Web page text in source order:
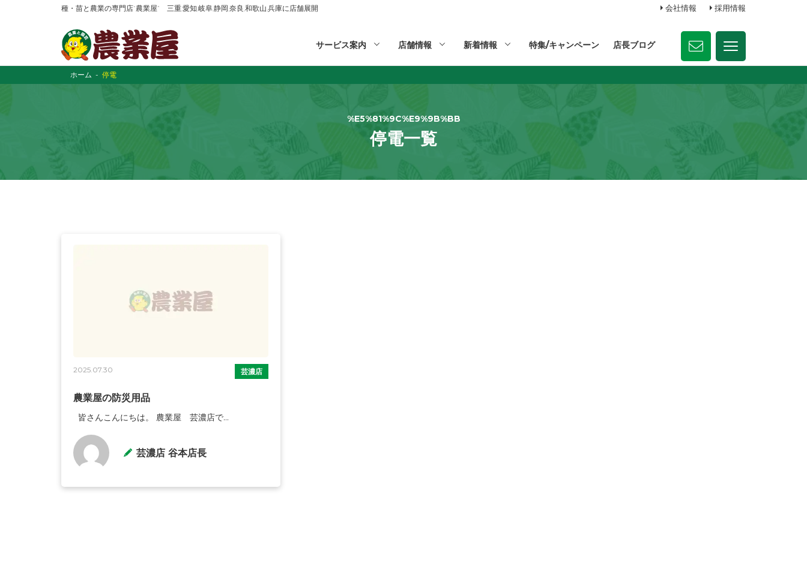
種・苗と農業の専門店“農業屋” 三重,愛知,岐阜,静岡,奈良,和歌山,兵庫に店舗展開 会社情報 採用情報
サービス案内 店舗情報 新着情報 特集/キャンペーン 店長ブログ
ホーム 停電
%E5%81%9C%E9%9B%BB
停電一覧
2025.07.30 芸濃店
農業屋の防災用品
皆さんこんにちは。 農業屋 芸濃店で...
芸濃店 谷本店長